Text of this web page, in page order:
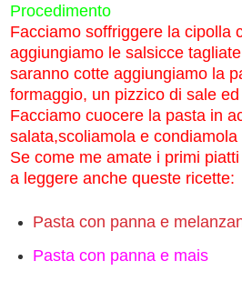
Procedimento
Facciamo soffriggere la cipolla
aggiungiamo le salsicce
saranno cotte aggiungiamo la
formaggio, un pizzico di sale
Facciamo cuocere la pasta in
salata,scoliamola e
Se come me amate i primi
a leggere anche queste ricette:
Pasta con panna e
Pasta con panna e mais